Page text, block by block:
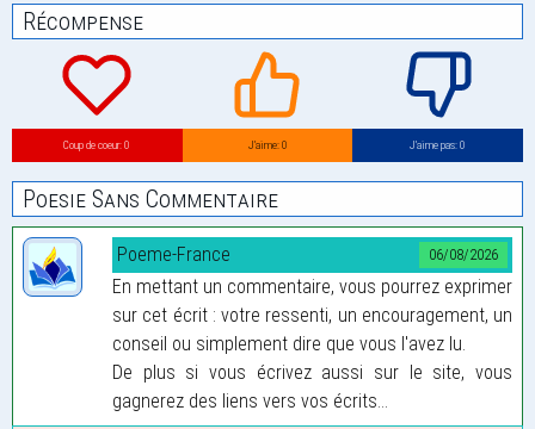
Récompense
Coup de coeur: 0 J’aime: 0 J’aime pas: 0
Poesie Sans Commentaire
06/08/2026
Poeme-France
En mettant un commentaire, vous pourrez exprimer
sur cet écrit : votre ressenti, un encouragement, un
conseil ou simplement dire que vous l'avez lu.
De plus si vous écrivez aussi sur le site, vous
gagnerez des liens vers vos écrits...